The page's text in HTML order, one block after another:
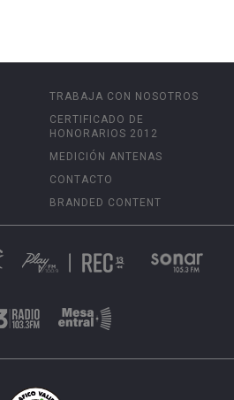
TRABAJA CON NOSOTROS
CERTIFICADO DE
HONORARIOS 2012
MEDICIÓN ANTENAS
CONTACTO
BRANDED CONTENT